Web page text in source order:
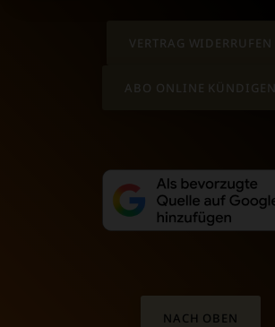
VERTRAG WIDERRUFEN
ABO ONLINE KÜNDIGEN
NACH OBEN